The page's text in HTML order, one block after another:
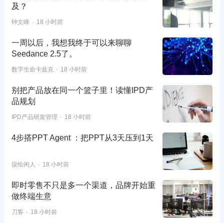
及？
钟文峰 18 小时前
一周以后，我想我终于可以来聊聊
Seedance 2.5了。
数字生命卡兹克 18 小时前
别把产品放在同一个篮子里！读懂IPD产
品规划
IPD产品研发管理 18 小时前
4步搭PPT Agent ：把PPT从3天压到1天
设绘闲人 18 小时前
即时零售不只是多一个渠道，品牌开始重
做终端生意
刀客 18 小时前